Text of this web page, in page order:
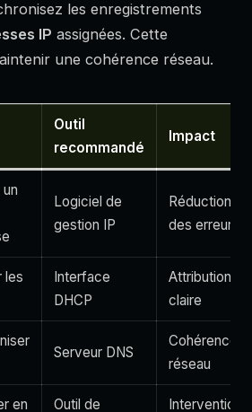
les enregistrements
IP assignées. Cette
une cohérence réseau.
Outil
recommandé
Impact
un
Logiciel de
gestion IP
Réduction
des erreurs
les
Interface
DHCP
Attribution
claire
Serveur DNS
Cohérence
réseau
en
Outil de
Intervention